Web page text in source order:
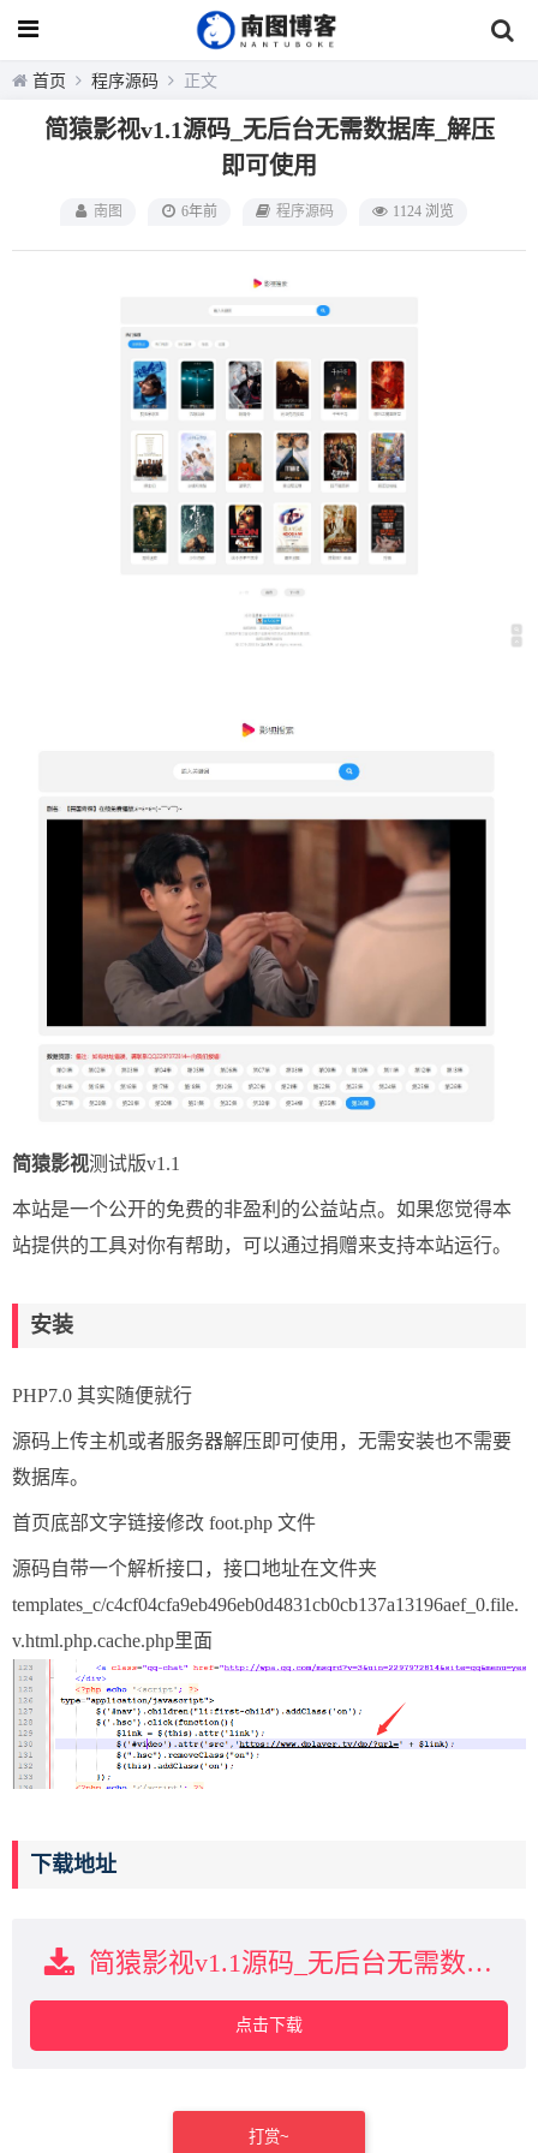
首页 程序源码 正文
简猿影视v1.1源码_无后台无需数据库_解压
即可使用
南图 6年前 程序源码 1124 浏览
简猿影视测试版v1.1
本站是一个公开的免费的非盈利的公益站点。如果您觉得本
站提供的工具对你有帮助，可以通过捐赠来支持本站运行。
安装
PHP7.0 其实随便就行
源码上传主机或者服务器解压即可使用，无需安装也不需要
数据库。
首页底部文字链接修改 foot.php 文件
源码自带一个解析接口，接口地址在文件夹
templates_c/c4cf04cfa9eb496eb0d4831cb0cb137a13196aef_0.file.
v.html.php.cache.php里面
下载地址
简猿影视v1.1源码_无后台无需数据库_解压即可使用下载
点击下载
打赏~